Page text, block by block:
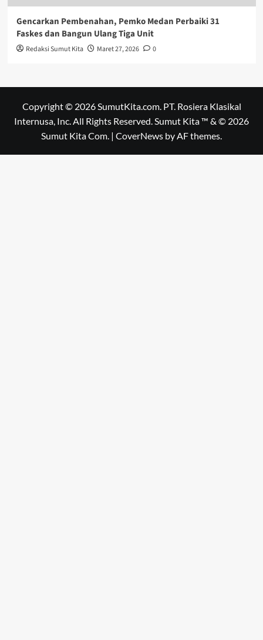
Gencarkan Pembenahan, Pemko Medan Perbaiki 31
Faskes dan Bangun Ulang Tiga Unit
Redaksi Sumut Kita Maret 27, 2026 0
Copyright © 2026 SumutKita.com. PT. Rosiera Klasikal
Internusa, Inc. All Rights Reserved. Sumut Kita ™ & © 2026
Sumut Kita Com. | CoverNews by AF themes.